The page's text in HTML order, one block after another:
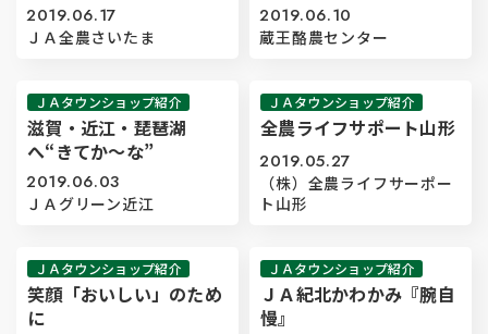
2019.06.17
ＪＡ全農さいたま
2019.06.10
蔵王酪農センター
ＪＡタウンショップ紹介
滋賀・近江・琵琶湖
へ“きてか～な”
2019.06.03
ＪＡグリーン近江
ＪＡタウンショップ紹介
全農ライフサポート山形
2019.05.27
（株）全農ライフサーポー
ト山形
ＪＡタウンショップ紹介
笑顔「おいしい」のため
に
ＪＡタウンショップ紹介
ＪＡ紀北かわかみ『腕自
慢』